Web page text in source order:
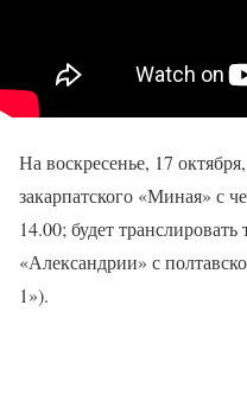
На воскресенье, 17
закарпатского «Миная» с
14.00; будет
«Александрии» с
1»).